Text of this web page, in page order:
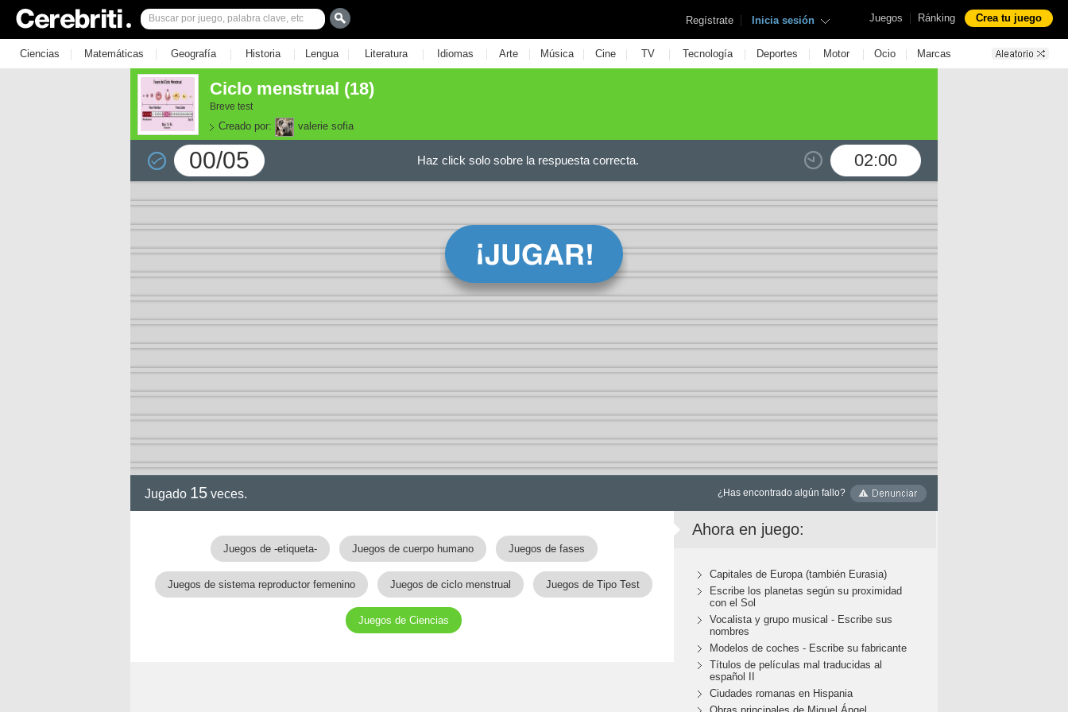
Juegos | Ránking Crea tu juego
Regístrate | Inicia sesión
Ciencias | Matemáticas | Geografía | Historia | Lengua | Literatura | Idiomas | Arte | Música | Cine | TV | Tecnología | Deportes | Motor | Ocio | Marcas
Ciclo menstrual (18)
Breve test
Creado por: valerie sofia
00/05 02:00
Haz click solo sobre la respuesta correcta.
Jugado 15 veces. ¿Has encontrado algún fallo?
Juegos de -etiqueta- Juegos de cuerpo humano Juegos de fases
Juegos de sistema reproductor femenino Juegos de ciclo menstrual Juegos de Tipo Test
Juegos de Ciencias
Ahora en juego:
Capitales de Europa (también Eurasia)
Escribe los planetas según su proximidad
con el Sol
Vocalista y grupo musical - Escribe sus
nombres
Modelos de coches - Escribe su fabricante
Títulos de películas mal traducidas al
español II
Ciudades romanas en Hispania